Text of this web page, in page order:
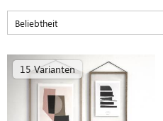
15 Varianten